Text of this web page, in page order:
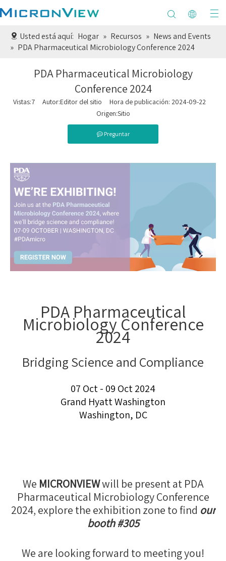
Usted está aquí: Hogar » Recursos » News and Events
» PDA Pharmaceutical Microbiology Conference 2024
PDA Pharmaceutical Microbiology
Conference 2024
Vistas:7Autor:Editor del sitio Hora de publicación: 2024-09-22
Origen:Sitio
Preguntar
PDA Pharmaceutical
Microbiology Conference
2024
Bridging Science and Compliance
07 Oct - 09 Oct 2024
Grand Hyatt Washington
Washington, DC
We MICRONVIEWwill be present at PDA
Pharmaceutical Microbiology Conference
2024, explore the exhibition zone to find our
booth #305
We are looking forward to meeting you!